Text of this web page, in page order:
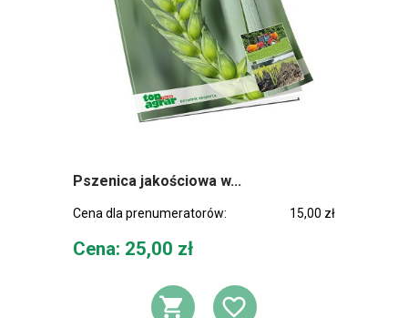
Pszenica jakościowa w...
Cena dla prenumeratorów: 15,00 zł
Cena
Cena: 25,00 zł